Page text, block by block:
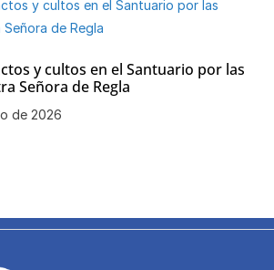
y cultos en el Santuario por las
Señora de Regla
de 2026